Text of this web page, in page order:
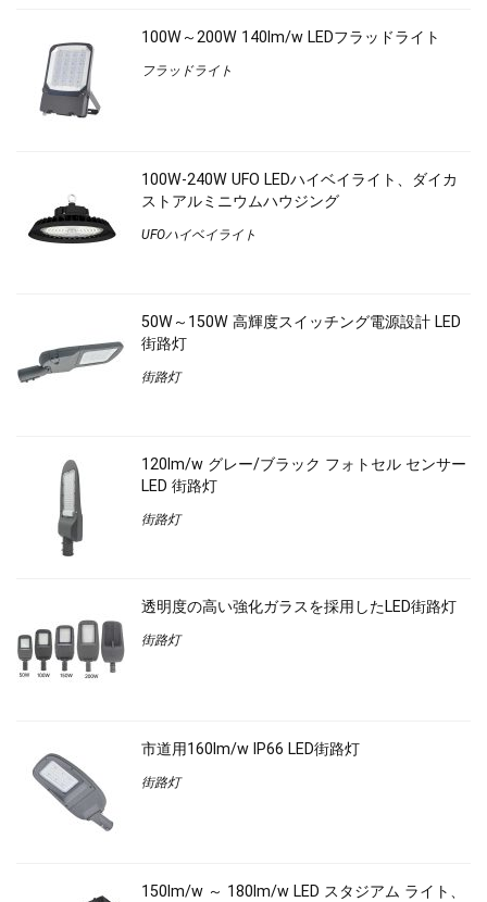
100W～200W 140lm/w LEDフラッドライト
フラッドライト
100W-240W UFO LEDハイベイライト、ダイカ
ストアルミニウムハウジング
UFOハイベイライト
50W～150W 高輝度スイッチング電源設計 LED
街路灯
街路灯
120lm/w グレー/ブラック フォトセル センサー
LED 街路灯
街路灯
透明度の高い強化ガラスを採用したLED街路灯
街路灯
市道用160lm/w IP66 LED街路灯
街路灯
150lm/w ～ 180lm/w LED スタジアム ライト、